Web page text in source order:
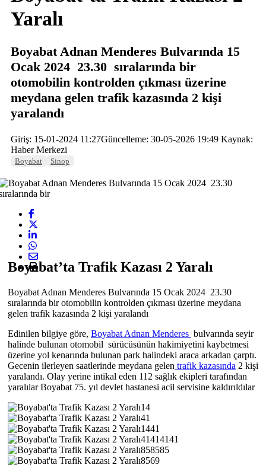
Yaralı
Boyabat Adnan Menderes Bulvarında 15
Ocak 2024 23.30 sıralarında bir
otomobilin kontrolden çıkması üzerine
meydana gelen trafik kazasında 2 kişi
yaralandı
Giriş: 15-01-2024 11:27Güncelleme: 30-05-2026 19:49 Kaynak:
Haber Merkezi
Boyabat Sinop
Boyabat’ta Trafik Kazası 2 Yaralı
Boyabat Adnan Menderes Bulvarında 15 Ocak 2024 23.30
sıralarında bir otomobilin kontrolden çıkması üzerine meydana
gelen trafik kazasında 2 kişi yaralandı
Edinilen bilgiye göre, Boyabat Adnan Menderes bulvarında seyir
halinde bulunan otomobil sürücüsünün hakimiyetini kaybetmesi
üzerine yol kenarında bulunan park halindeki araca arkadan çarptı.
Gecenin ilerleyen saatlerinde meydana gelen trafik kazasında 2 kişi
yaralandı. Olay yerine intikal eden 112 sağlık ekipleri tarafından
yaralılar Boyabat 75. yıl devlet hastanesi acil servisine kaldırıldılar